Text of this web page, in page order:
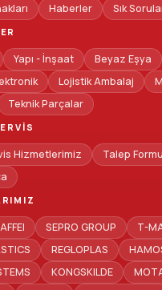
Haberler Sık
Yapı - İnşaat
Beyaz Eşya
Lojistik Ambalaj
Teknik Parçalar
Hizmetlerimiz
Talep Formu
SEPRO GROUP
T-
REGLOPLAS
KONGSKILDE